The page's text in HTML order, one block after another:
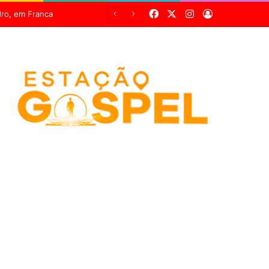
FacebookInstagram
Entrar